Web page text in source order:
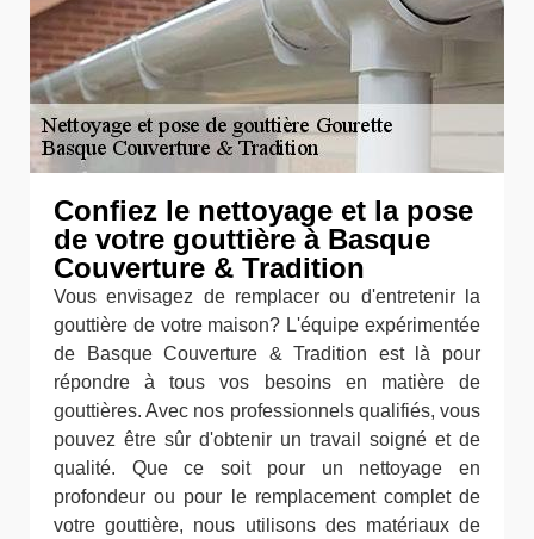
Confiez le nettoyage et la pose
de votre gouttière à Basque
Couverture & Tradition
Vous envisagez de remplacer ou d'entretenir la
gouttière de votre maison? L'équipe expérimentée
de Basque Couverture & Tradition est là pour
répondre à tous vos besoins en matière de
gouttières. Avec nos professionnels qualifiés, vous
pouvez être sûr d'obtenir un travail soigné et de
qualité. Que ce soit pour un nettoyage en
profondeur ou pour le remplacement complet de
votre gouttière, nous utilisons des matériaux de